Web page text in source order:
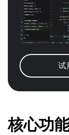
试
核心功能